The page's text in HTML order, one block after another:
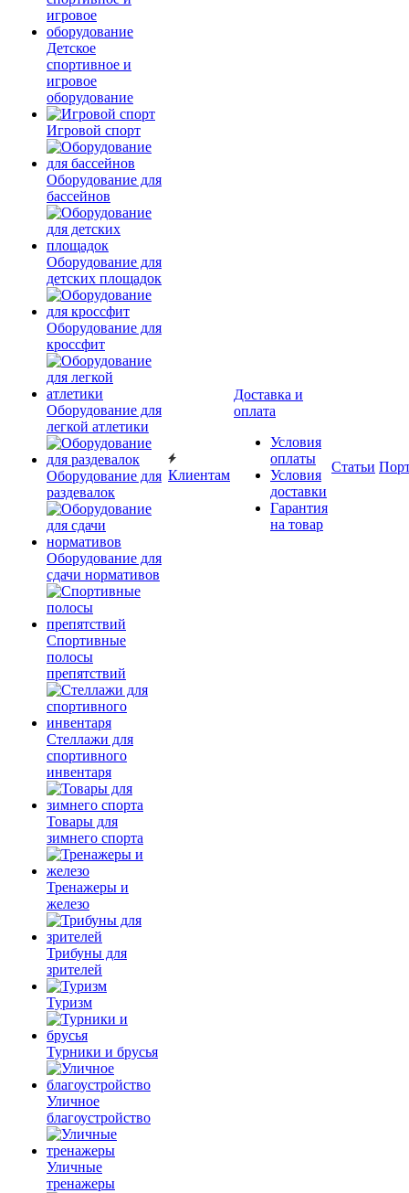
Детское
спортивное и
игровое
оборудование
Игровой спорт
Оборудование для
бассейнов
Оборудование для
детских площадок
Оборудование для
кроссфит
Оборудование для
легкой атлетики
Оборудование для
раздевалок
Оборудование для
сдачи нормативов
Спортивные
полосы
препятствий
Стеллажи для
спортивного
инвентаря
Товары для
зимнего спорта
Тренажеры и
железо
Трибуны для
зрителей
Туризм
Турники и брусья
Уличное
благоустройство
Уличные
тренажеры
Клиентам
Доставка и
оплата
Условия
оплаты
Условия
доставки
Гарантия
на товар
Статьи